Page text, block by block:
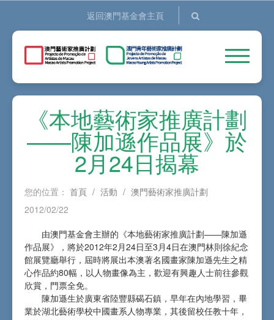
返回澳門基金會主頁
《本地藝術家推廣計劃
——陳加遜作品展》於
2月24日揭幕
您的位置： 首頁 / 活動 / 澳門藝術家推廣計劃
2012/02/22
由澳門基金會主辦的《本地藝術家推廣計劃——陳加遜
作品展》，將於2012年2月24日至3月4日在澳門林則徐紀念
館展覽廳舉行，屆時將展出本澳著名國畫家陳加遜先生之精
心作品約80幅，以人物畫像為主，歡迎有興趣人士前往參觀
欣賞，門票全免。
陳加遜生於廣東省陸豐縣碣石鎮，早年在內地學習，畢
業於湖北藝術學校中國畫系人物專業，其後留校任教十年，